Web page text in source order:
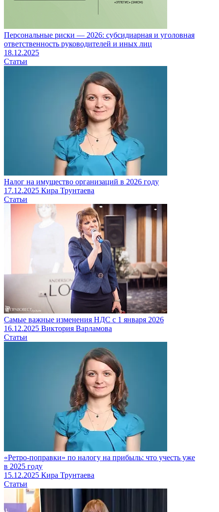
Персональные риски — 2026: субсидиарная и уголовная
ответственность руководителей и иных лиц
18.12.2025
Статьи
Налог на имущество организаций в 2026 году
17.12.2025 Кира Трунтаева
Статьи
Самые важные изменения НДС с 1 января 2026
16.12.2025 Виктория Варламова
Статьи
«Ретро-поправки» по налогу на прибыль: что учесть уже
в 2025 году
15.12.2025 Кира Трунтаева
Статьи